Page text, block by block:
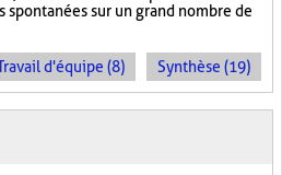
spontanées sur un grand nombre de
d'équipe (8) Synthèse (19)